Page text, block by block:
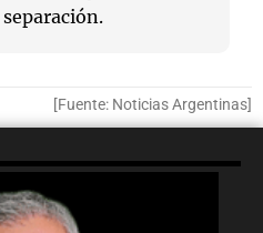
[Fuente: Noticias Argentinas]